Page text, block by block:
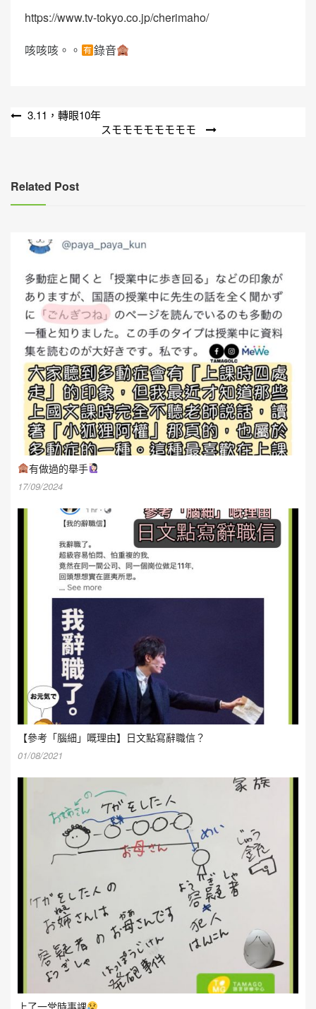
https://www.tv-tokyo.co.jp/cherimaho/
咳咳咳。。
錄音
文
覽
3.11，轉眼10年
スモモモモモモモモ
Related Post
有做過的舉手
17/09/2024
【參考「腦細」嘅理由】日文點寫辭職信？
01/08/2021